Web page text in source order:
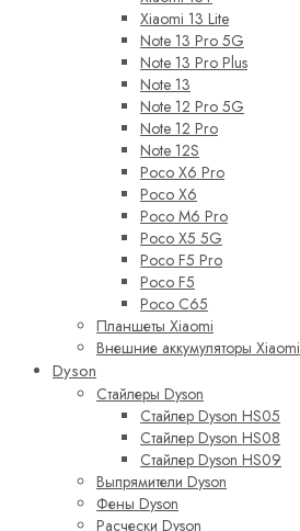
Xiaomi 13 Lite
Note 13 Pro 5G
Note 13 Pro Plus
Note 13
Note 12 Pro 5G
Note 12 Pro
Note 12S
Poco X6 Pro
Poco X6
Poco M6 Pro
Poco X5 5G
Poco F5 Pro
Poco F5
Poco C65
Планшеты Xiaomi
Внешние аккумуляторы Xiaomi
Dyson
Стайлеры Dyson
Стайлер Dyson HS05
Стайлер Dyson HS08
Стайлер Dyson HS09
Выпрямители Dyson
Фены Dyson
Расчески Dyson